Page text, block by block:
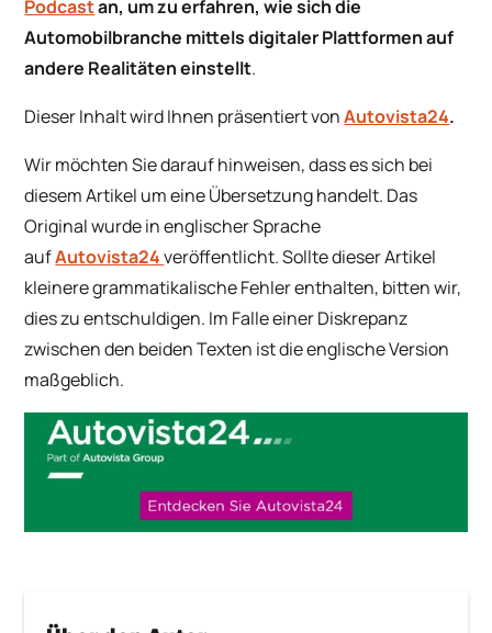
Podcastan, um zu erfahren, wie sich die
Automobilbranche mittels digitaler Plattformen auf
andere Realitäten einstellt.
Dieser Inhalt wird Ihnen präsentiert vonAutovista24.
Wir möchten Sie darauf hinweisen, dass es sich bei
diesem Artikel um eine Übersetzung handelt. Das
Original wurde in englischer Sprache
aufAutovista24veröffentlicht. Sollte dieser Artikel
kleinere grammatikalische Fehler enthalten, bitten wir,
dies zu entschuldigen. Im Falle einer Diskrepanz
zwischen den beiden Texten ist die englische Version
maßgeblich.